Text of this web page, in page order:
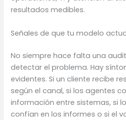
resultados medibles.
Señales de que tu modelo
No siempre hace falta una
detectar el problema. Hay
evidentes. Si un cliente recibe
según el canal, si los agentes
información entre sistemas, si
confían en los informes o si el